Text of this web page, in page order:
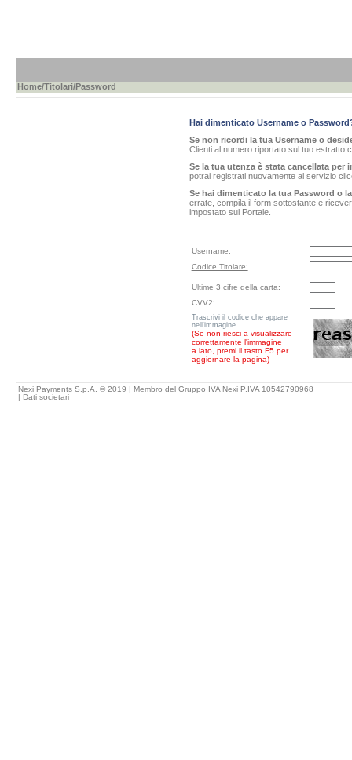
Home/Titolari/Password
Hai dimenticato Username o
Se non ricordi la tua Username o
Clienti al numero riportato sul tuo estratto
Se la tua utenza è stata cancellata per
potrai registrati nuovamente al servizio
Se hai dimenticato la tua Password o
errate, compila il form sottostante e
impostato sul Portale.
Username:
Codice Titolare:
Ultime 3 cifre della carta:
CVV2:
Trascrivi il codice che appare
nell'immagine.
(Se non riesci a visualizzare
correttamente l'immagine
a lato, premi il tasto F5 per
aggiornare la pagina)
Nexi Payments S.p.A. © 2019 | Membro del Gruppo IVA Nexi P.IVA 10542790968
| Dati societari